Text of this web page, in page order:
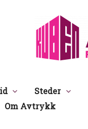
Steder
Om Avtrykk